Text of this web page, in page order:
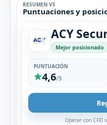
para usted.
RESUMEN VS
Puntuaciones y
ACY
Mejor posicionado
PUNTUACIÓN
4,6/5
Operar con CFD